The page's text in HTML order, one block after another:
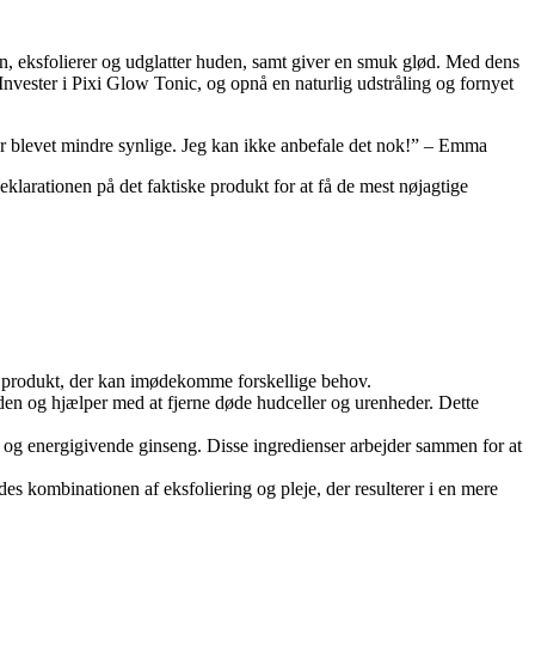
og udglatter huden, samt giver en smuk glød. Med dens
i Pixi Glow Tonic, og opnå en naturlig udstråling og fornyet
mindre synlige. Jeg kan ikke anbefale det nok!” – Emma
på det faktiske produkt for at få de mest nøjagtige
der kan imødekomme forskellige behov.
og hjælper med at fjerne døde hudceller og urenheder. Dette
energigivende ginseng. Disse ingredienser arbejder sammen for at
kombinationen af eksfoliering og pleje, der resulterer i en mere